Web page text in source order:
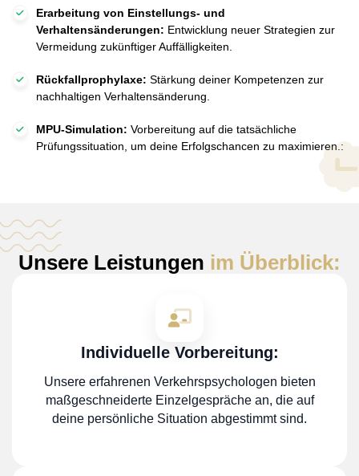
Erarbeitung von Einstellungs- und
Verhaltensänderungen: Entwicklung neuer Strategien zur
Vermeidung zukünftiger Auffälligkeiten.
Rückfallprophylaxe: Stärkung deiner Kompetenzen zur
nachhaltigen Verhaltensänderung.
MPU-Simulation: Vorbereitung auf die tatsächliche
Prüfungssituation, um deine Erfolgschancen zu maximieren.:
Unsere Leistungen im Überblick:
Individuelle Vorbereitung:
Unsere erfahrenen Verkehrspsychologen bieten
maßgeschneiderte Einzelgespräche an, die auf
deine persönliche Situation abgestimmt sind.